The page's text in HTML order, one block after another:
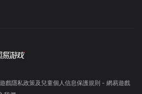
戲隱私政策及兒童個人信息保護規則 - 網易遊戲